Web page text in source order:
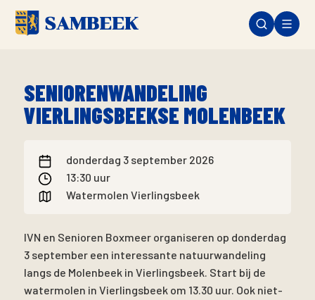
SENIORENWANDELING
VIERLINGSBEEKSE MOLENBEEK
donderdag 3 september 2026
13:30 uur
Watermolen Vierlingsbeek
IVN en Senioren Boxmeer organiseren op donderdag
3 september een interessante natuurwandeling
langs de Molenbeek in Vierlingsbeek. Start bij de
watermolen in Vierlingsbeek om 13.30 uur. Ook niet-